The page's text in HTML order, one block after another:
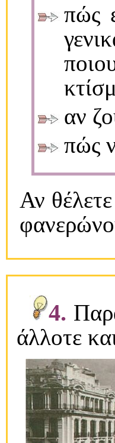
πώς
αν
πώς
Αν
4.
άλλοτε